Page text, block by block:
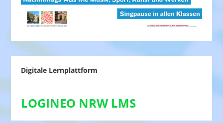
Digitale Lernplattform
LOGINEO NRW LMS